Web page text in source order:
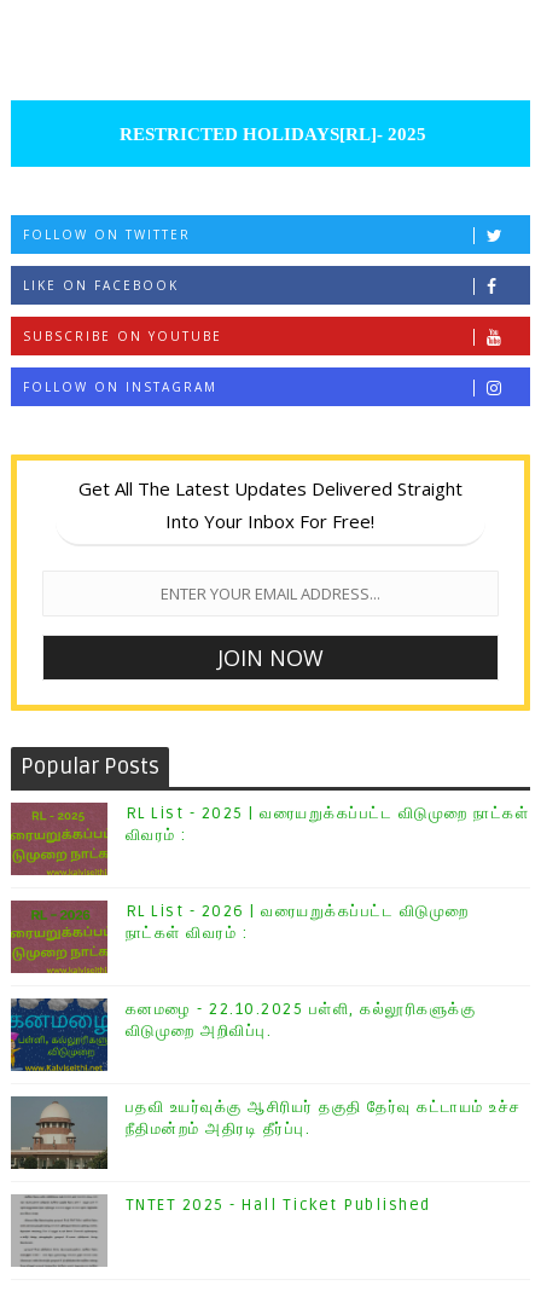
RESTRICTED HOLIDAYS[RL]- 2025
FOLLOW ON TWITTER
LIKE ON FACEBOOK
SUBSCRIBE ON YOUTUBE
FOLLOW ON INSTAGRAM
Get All The Latest Updates Delivered Straight
Into Your Inbox For Free!
Popular Posts
RL List - 2025 | வரையறுக்கப்பட்ட விடுமுறை நாட்கள்
விவரம் :
RL List - 2026 | வரையறுக்கப்பட்ட விடுமுறை
நாட்கள் விவரம் :
கனமழை - 22.10.2025 பள்ளி, கல்லூரிகளுக்கு
விடுமுறை அறிவிப்பு.
பதவி உயர்வுக்கு ஆசிரியர் தகுதி தேர்வு கட்டாயம் உச்ச
நீதிமன்றம் அதிரடி தீர்ப்பு.
TNTET 2025 - Hall Ticket Published